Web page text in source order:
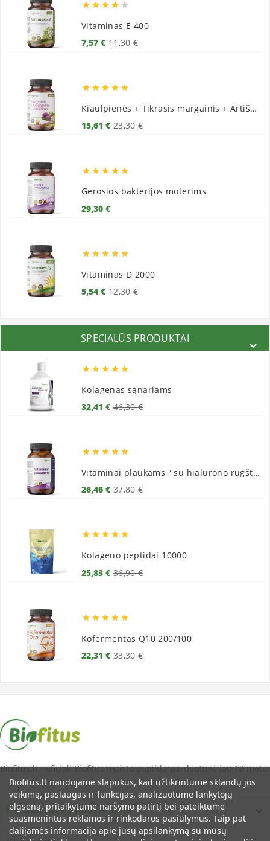
    
Vitaminas E 400
7,57 € 11,30 €
    
Kiaulpienės + Tikrasis margainis + Artišokai
15,61 € 23,30 €
    
Gerosios bakterijos moterims
29,30 €Kaina
    
Vitaminas D 2000
5,54 € 12,30 €
SPECIALŪS PRODUKTAI

    
Kolagenas sąnariams
32,41 € 46,30 €
    
Vitaminai plaukams ² su hialurono rūgštimi
26,46 € 37,80 €
    
Kolageno peptidai 10000
25,83 € 36,90 €
    
Kofermentas Q10 200/100
22,31 € 33,30 €
Biofitus.lt - oficiali Biofitus maisto papildų parduotuvė jau 12 metų.
Parduotuvės Informacija
Biofitus.lt naudojame slapukus, kad užtikrintume sklandų jos
veikimą, paslaugas ir funkcijas, analizuotume lankytojų
elgseną, pritaikytume naršymo patirtį bei pateiktume
suasmenintus reklamos ir rinkodaros pasiūlymus. Taip pat
dalijamės informacija apie jūsų apsilankymą su mūsų